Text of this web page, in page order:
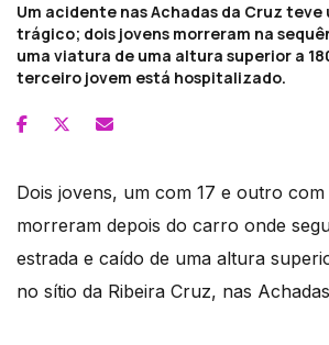
Um acidente nas Achadas da Cruz teve
trágico; dois jovens morreram na
uma viatura de uma altura superior a
terceiro jovem está hospitalizado.
Dois jovens, um com 17 e outro com
morreram depois do carro onde
estrada e caído de uma altura
no sítio da Ribeira Cruz, nas